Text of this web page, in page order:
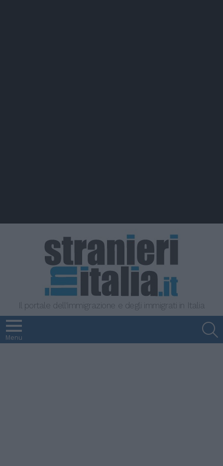
Il portale dell'immigrazione e degli immigrati in Italia
Menu